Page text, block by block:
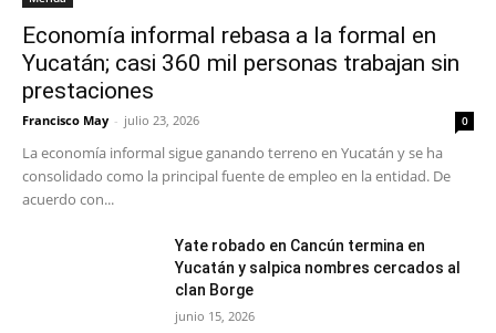
Economía informal rebasa a la formal en
Yucatán; casi 360 mil personas trabajan sin
prestaciones
Francisco May - julio 23, 2026 0
La economía informal sigue ganando terreno en Yucatán y se ha
consolidado como la principal fuente de empleo en la entidad. De
acuerdo con...
Yate robado en Cancún termina en
Yucatán y salpica nombres cercados al
clan Borge
junio 15, 2026